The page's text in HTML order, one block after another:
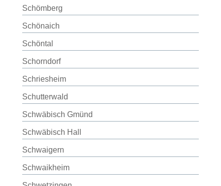
Schömberg
Schönaich
Schöntal
Schorndorf
Schriesheim
Schutterwald
Schwäbisch Gmünd
Schwäbisch Hall
Schwaigern
Schwaikheim